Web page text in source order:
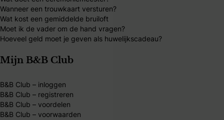
Wanneer een trouwkaart versturen?
Wat kost een gemiddelde bruiloft
Moet ik de vader om de hand vragen?
Hoeveel geld moet je geven als huwelijkscadeau?
Mijn B&B Club
B&B Club – inloggen
B&B Club – registreren
B&B Club – voordelen
B&B Club – voorwaarden